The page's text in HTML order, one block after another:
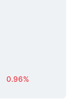
0.96%